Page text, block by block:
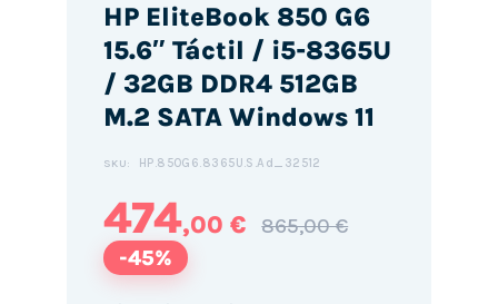
HP EliteBook 850 G6
15.6″ Táctil / i5-8365U
/ 32GB DDR4 512GB
M.2 SATA Windows 11
SKU: HP.850G6.8365U.S.Ad_32512
474,00 € 865,00 €
-45%